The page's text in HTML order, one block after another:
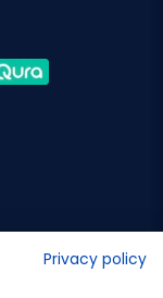
Privacy policy